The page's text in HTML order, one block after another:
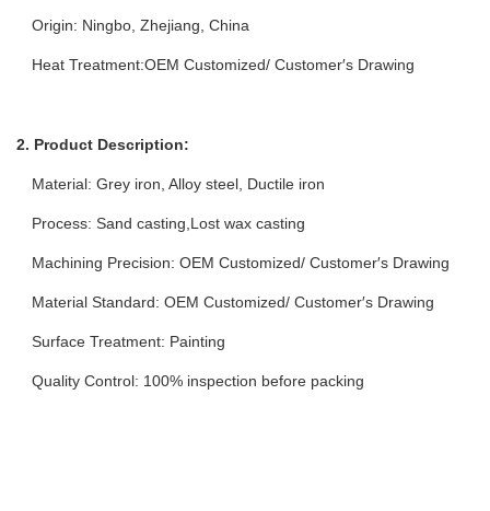
Origin: Ningbo, Zhejiang, China
Heat Treatment:OEM Customized/ Customer′s Drawing
2. Product Description:
Material: Grey iron, Alloy steel, Ductile iron
Process: Sand casting,Lost wax casting
Machining Precision: OEM Customized/ Customer′s Drawing
Material Standard: OEM Customized/ Customer′s Drawing
Surface Treatment: Painting
Quality Control: 100% inspection before packing